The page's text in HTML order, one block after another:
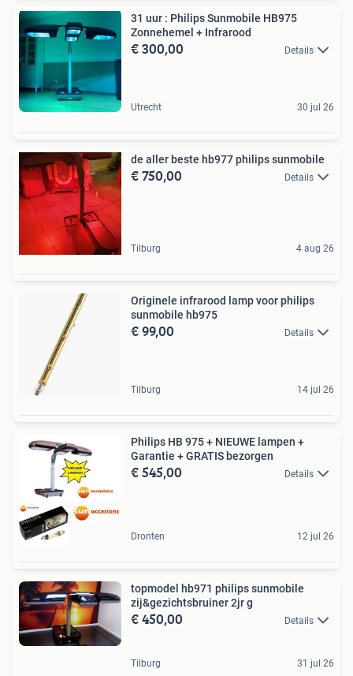
31 uur : Philips Sunmobile HB975
Zonnehemel + Infrarood
€ 300,00 Details
Utrecht 30 jul 26
de aller beste hb977 philips sunmobile
€ 750,00 Details
Tilburg 4 aug 26
Originele infrarood lamp voor philips
sunmobile hb975
€ 99,00 Details
Tilburg 14 jul 26
Philips HB 975 + NIEUWE lampen +
Garantie + GRATIS bezorgen
€ 545,00 Details
Dronten 12 jul 26
topmodel hb971 philips sunmobile
zij&gezichtsbruiner 2jr g
€ 450,00 Details
Tilburg 31 jul 26